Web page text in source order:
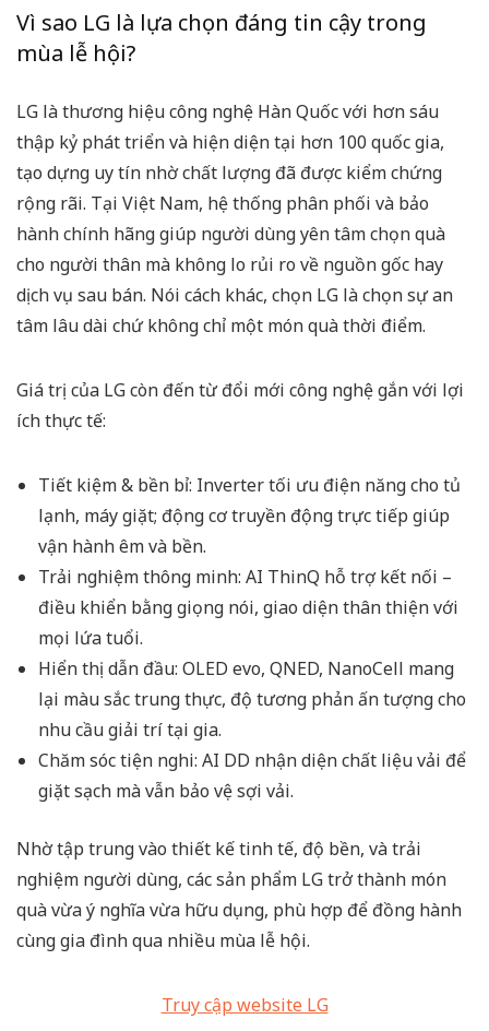
Vì sao LG là lựa chọn đáng tin cậy trong
mùa lễ hội?
LG là thương hiệu công nghệ Hàn Quốc với hơn sáu
thập kỷ phát triển và hiện diện tại hơn 100 quốc gia,
tạo dựng uy tín nhờ chất lượng đã được kiểm chứng
rộng rãi. Tại Việt Nam, hệ thống phân phối và bảo
hành chính hãng giúp người dùng yên tâm chọn quà
cho người thân mà không lo rủi ro về nguồn gốc hay
dịch vụ sau bán. Nói cách khác, chọn LG là chọn sự an
tâm lâu dài chứ không chỉ một món quà thời điểm.
Giá trị của LG còn đến từ đổi mới công nghệ gắn với lợi
ích thực tế:
Tiết kiệm & bền bỉ: Inverter tối ưu điện năng cho tủ
lạnh, máy giặt; động cơ truyền động trực tiếp giúp
vận hành êm và bền.
Trải nghiệm thông minh: AI ThinQ hỗ trợ kết nối –
điều khiển bằng giọng nói, giao diện thân thiện với
mọi lứa tuổi.
Hiển thị dẫn đầu: OLED evo, QNED, NanoCell mang
lại màu sắc trung thực, độ tương phản ấn tượng cho
nhu cầu giải trí tại gia.
Chăm sóc tiện nghi: AI DD nhận diện chất liệu vải để
giặt sạch mà vẫn bảo vệ sợi vải.
Nhờ tập trung vào thiết kế tinh tế, độ bền, và trải
nghiệm người dùng, các sản phẩm LG trở thành món
quà vừa ý nghĩa vừa hữu dụng, phù hợp để đồng hành
cùng gia đình qua nhiều mùa lễ hội.
Truy cập website LG